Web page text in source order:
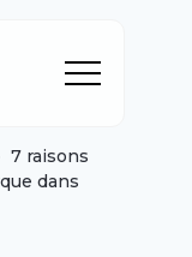
7 raisons
dans